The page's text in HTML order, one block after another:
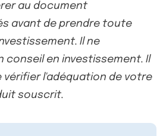
au document
avant de prendre toute
Il ne
conseil en investissement. Il
vérifier l'adéquation de votre
souscrit.